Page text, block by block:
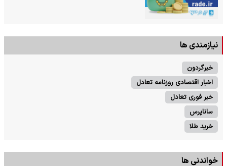
نیازمندی ها
خبرگردون
اخبار اقتصادی روزنامه تعادل
خبر فوری تعادل
ساناپرس
خرید طلا
خواندنی ها